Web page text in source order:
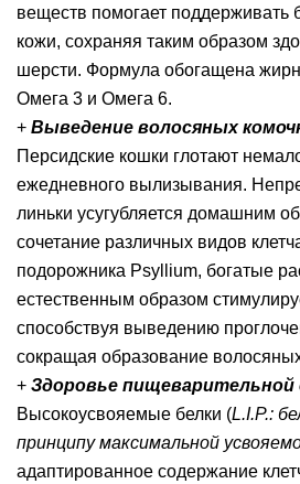
веществ помогает
кожи, сохраняя таким образом
шерсти. Формула обогащена
Омега 3 и Омега 6.
+ Выведение волосяных
Персидские кошки глотают
ежедневного вылизывания.
линьки усугубляется домашним
сочетание различных видов
подорожника Psyllium, богатые
естественным образом
способствуя выведению
сокращая образование
+ Здоровье
Высокоусвояемые белки (L.I.P.:
принципу максимальной
адаптированное содержание